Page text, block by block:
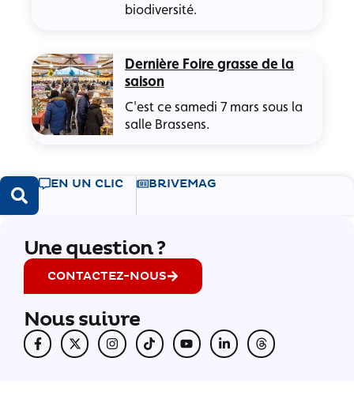
biodiversité.
Dernière Foire grasse de la
saison
C'est ce samedi 7 mars sous la
salle Brassens.
EN UN CLIC BRIVEMAG
Une question ?
CONTACTEZ-NOUS
Nous suivre